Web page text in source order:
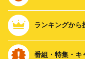
ランキングから
番組・特集・キ